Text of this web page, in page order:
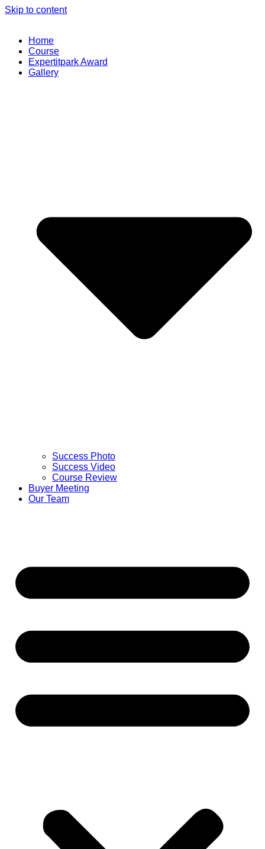
Skip to content
Home
Course
Expertitpark Award
Gallery
Success Photo
Success Video
Course Review
Buyer Meeting
Our Team